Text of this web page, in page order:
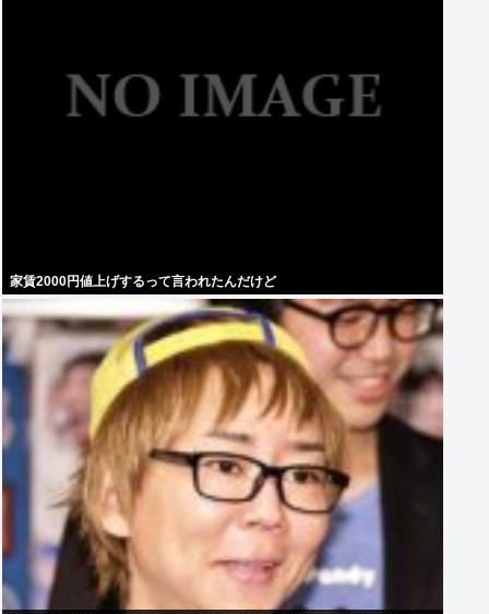
家賃2000円値上げするって言われたんだけど